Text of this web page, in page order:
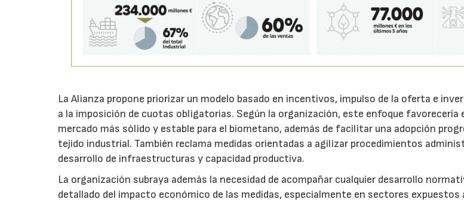
La Alianza propone priorizar un modelo basado en incentivos, impulso de la oferta e
a la imposición de cuotas obligatorias. Según la organización, este enfoque favorecería
mercado más sólido y estable para el biometano, además de facilitar una adopción
tejido industrial. También reclama medidas orientadas a agilizar procedimientos
desarrollo de infraestructuras y capacidad productiva.
La organización subraya además la necesidad de acompañar cualquier desarrollo
detallado del impacto económico de las medidas, especialmente en sectores expuestos